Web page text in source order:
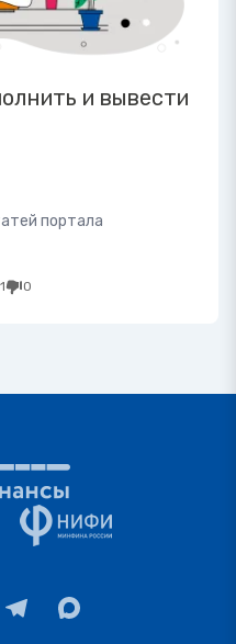
и вывести
портала
1 0